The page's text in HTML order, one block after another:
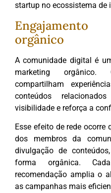
startup no ecossistema de
orgânico
A comunidade digital é
marketing orgânico.
compartilham
conteúdos
visibilidade e reforça a
Esse efeito de rede
dos membros da
divulgação de
forma orgânica.
recomendação amplia o
as campanhas mais